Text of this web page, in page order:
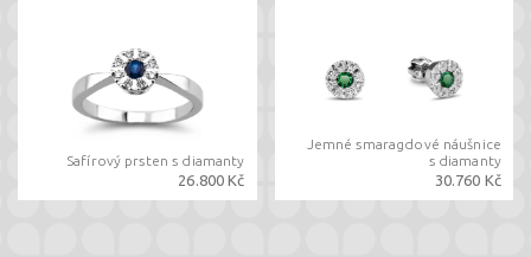
Safírový prsten s diamanty
26.800 Kč
Jemné smaragdové náušnice
s diamanty
30.760 Kč